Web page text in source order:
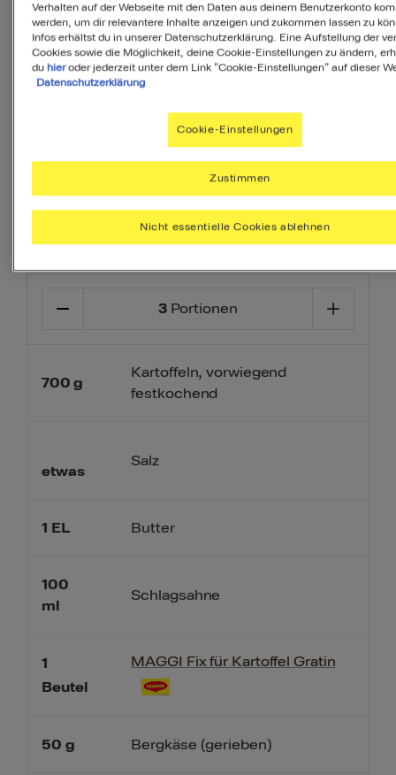
täglich brauchst.
Ihr Menü erstellen
Vorspeise
Zutaten
3 Portionen
700 g
etwas
1 EL
100
ml
1
Beutel
50 g
Kartoffeln, vorwiegend
festkochend
Salz
Butter
Schlagsahne
MAGGI Fix für Kartoffel Gratin
Bergkäse (gerieben)
Verhalten auf der Webseite mit den Daten aus deinem Benutzerkonto
werden, um dir relevantere Inhalte anzeigen und zukommen lassen zu
Infos erhältst du in unserer Datenschutzerklärung. Eine Aufstellung der
Cookies sowie die Möglichkeit, deine Cookie-Einstellungen zu ändern,
du hieroder jederzeit unter dem Link "Cookie-Einstellungen" auf dieser
Datenschutzerklärung
Cookie-Einstellungen
Nicht essentielle Cookies ablehnen
Zustimmen